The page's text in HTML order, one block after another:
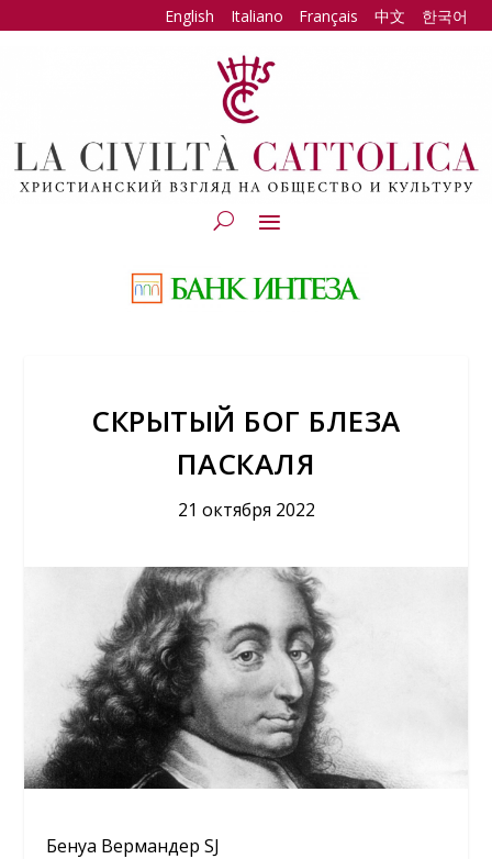
English Italiano Français 中文 한국어
СКРЫТЫЙ БОГ БЛЕЗА
ПАСКАЛЯ
21 октября 2022
Бенуа Вермандер SJ